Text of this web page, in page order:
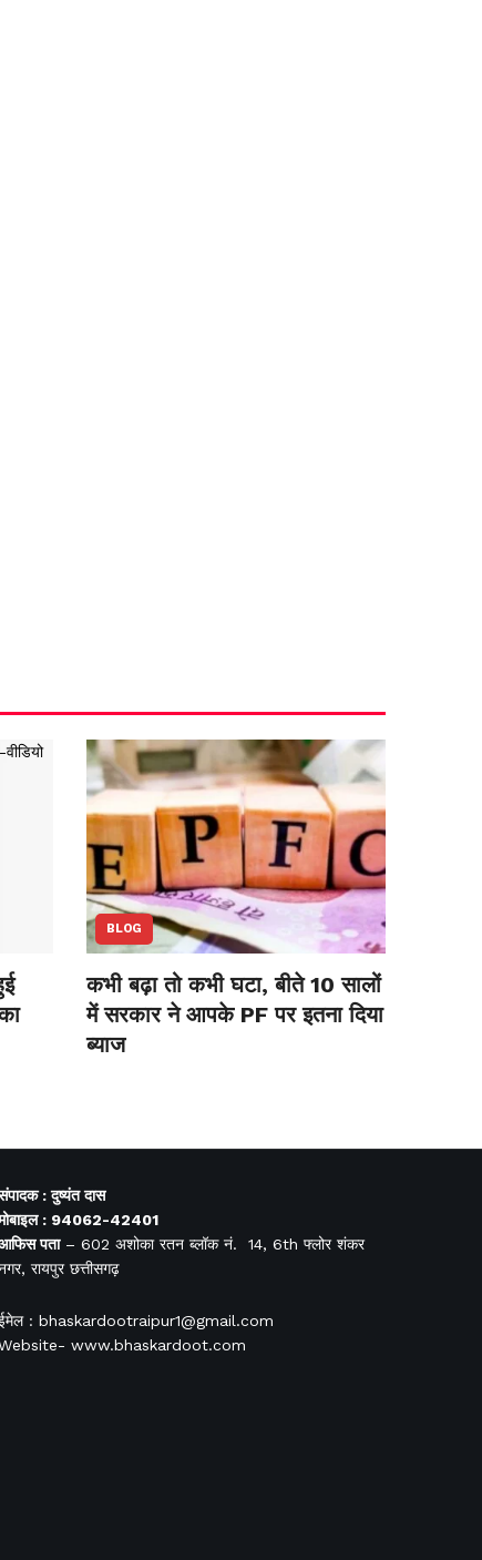
BLOG
कभी बढ़ा तो कभी घटा, बीते 10 सालों
में सरकार ने आपके PF पर इतना दिया
ब्याज
: दुष्यंत दास
: 94062-42401
पता– 602 अशोका रतन ब्लॉक नं. 14, 6th फ्लोर शंकर
रायपुर छत्तीसगढ़
: bhaskardootraipur1@gmail.com
www.bhaskardoot.com